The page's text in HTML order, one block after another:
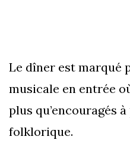
Le dîner est marqué
musicale en entrée
plus qu’encouragés
folklorique.